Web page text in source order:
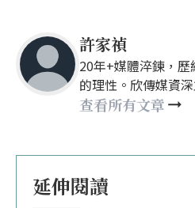
許家禎
20年+媒體淬鍊，
的理性。欣傳媒資
查看所有文章
延伸閱讀